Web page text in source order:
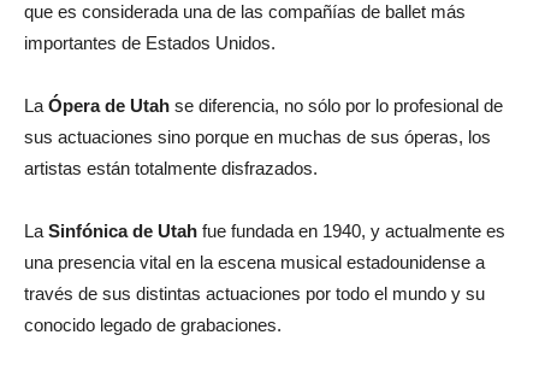
que es considerada una de las compañías de ballet más
importantes de Estados Unidos.
La Ópera de Utah se diferencia, no sólo por lo profesional de
sus actuaciones sino porque en muchas de sus óperas, los
artistas están totalmente disfrazados.
La Sinfónica de Utah fue fundada en 1940, y actualmente es
una presencia vital en la escena musical estadounidense a
través de sus distintas actuaciones por todo el mundo y su
conocido legado de grabaciones.